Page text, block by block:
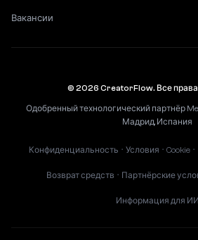
Вакансии
© 2026 CreatorFlow. Все
Одобренный технологический партнёр
Мадрид, Испания
Конфиденциальность • Условия • Cookie •
Возврат средств • Партнёрские
Информация для ИИ